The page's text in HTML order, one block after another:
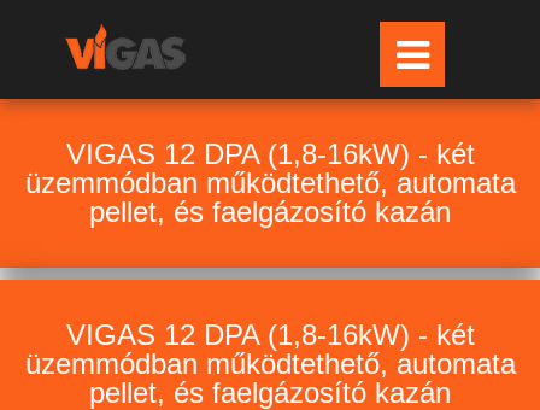
VIGAS 12 DPA (1,8-16kW) - két
üzemmódban működtethető, automata
pellet, és faelgázosító kazán
VIGAS 12 DPA (1,8-16kW) - két
üzemmódban működtethető, automata
pellet, és faelgázosító kazán